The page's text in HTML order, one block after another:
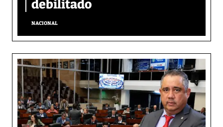
debilitado
NACIONAL